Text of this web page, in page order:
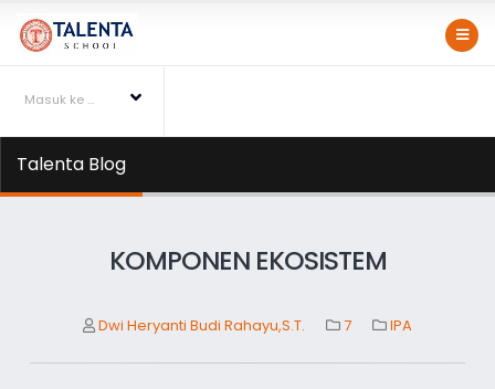
Masuk ke Talentapedia
Talenta Blog
KOMPONEN EKOSISTEM
Dwi Heryanti Budi Rahayu,S.T. 7 IPA